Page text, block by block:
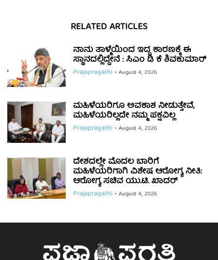
RELATED ARTICLES
ನಾನು ತಾಳ್ಮೆಯಿಂದ ಇದ್ದ ಕಾರಣಕ್ಕೆ ಈ
ಸ್ಥಾನದಲ್ಲಿದ್ದೇನೆ : ಸಿಎಂ ಡಿ ಕೆ ಶಿವಕುಮಾರ್
Prajapragathi-August 4, 2026
ಮಹಿಳೆಯರಿಗೂ ಅವಕಾಶ ನೀಡುತ್ತೇವೆ,
ಮಹಿಳೆಯರಿಲ್ಲದೇ ನಮ್ಮ ಪಕ್ಷವಿಲ್ಲ
Prajapragathi-August 4, 2026
ದೇಶದಲ್ಲೇ ಮೊದಲ ಬಾರಿಗೆ
ಮಹಿಳೆಯರಿಗಾಗಿ ವಿಶೇಷ ಆರೋಗ್ಯ ನೀತಿ:
ಆರೋಗ್ಯ ಸಚಿವ ಯು.ಟಿ. ಖಾದರ್
Prajapragathi-August 4, 2026